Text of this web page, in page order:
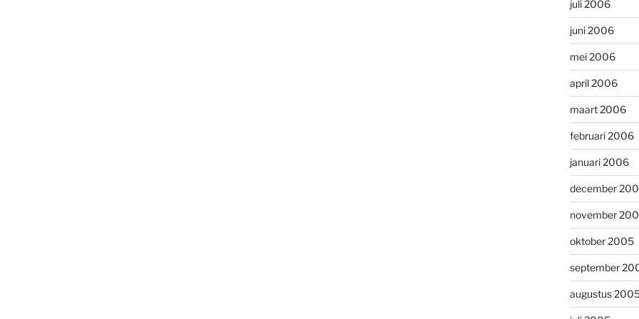
juli 2006
juni 2006
mei 2006
april 2006
maart 2006
februari 2006
januari 2006
december
november
oktober 2005
september
augustus